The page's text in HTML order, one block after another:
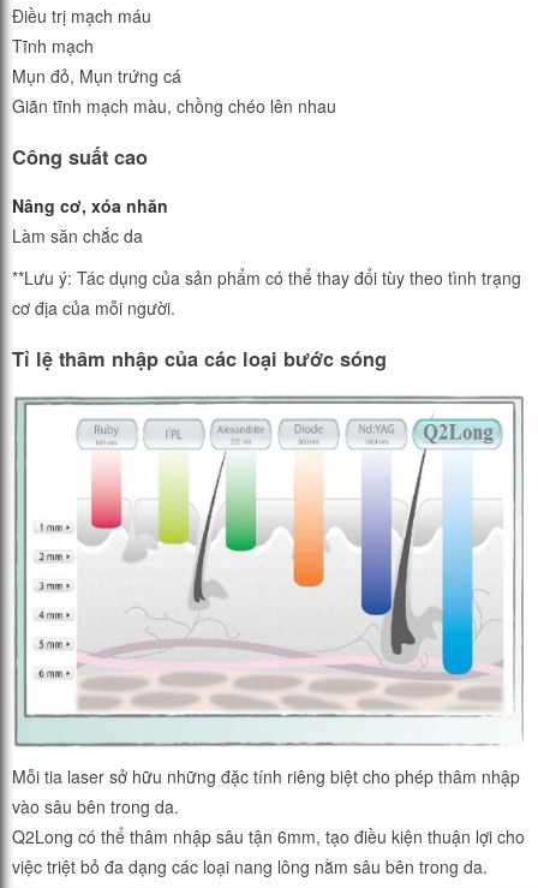
Điều trị mạch máu
Tĩnh mạch
Mụn đỏ, Mụn trứng cá
Giãn tĩnh mạch màu, chồng chéo lên nhau
Công suất cao
Nâng cơ, xóa nhăn
Làm săn chắc da
**Lưu ý: Tác dụng của sản phẩm có thể thay đổi tùy theo tình trạng
cơ địa của mỗi người.
Tỉ lệ thâm nhập của các loại bước sóng
Mỗi tia laser sở hữu những đặc tính riêng biệt cho phép thâm nhập
vào sâu bên trong da.
Q2Long có thể thâm nhập sâu tận 6mm, tạo điều kiện thuận lợi cho
việc triệt bỏ đa dạng các loại nang lông nằm sâu bên trong da.